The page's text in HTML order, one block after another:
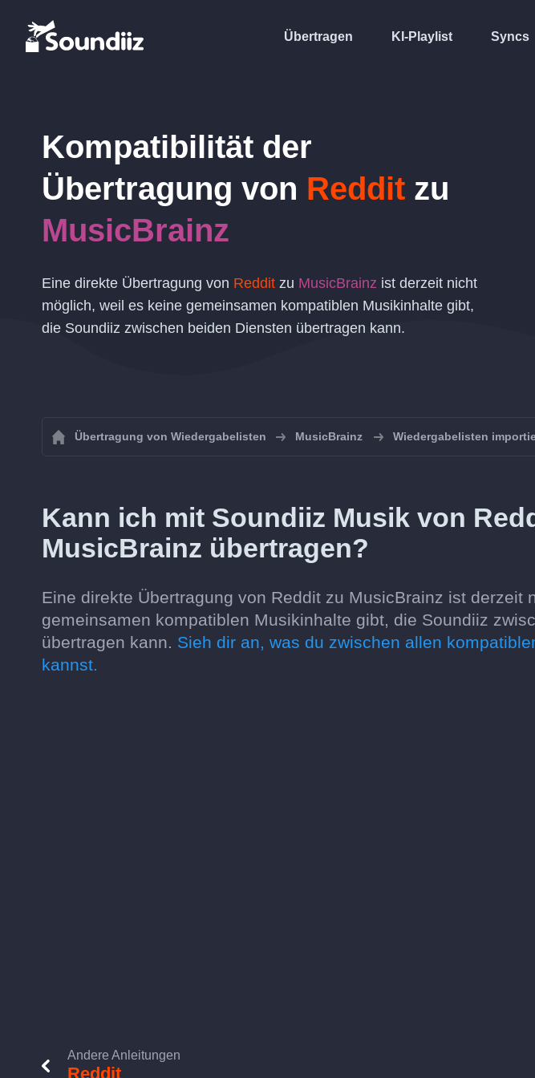
Übertragen KI-Playlist Syncs
Kompatibilität der
Übertragung von Reddit zu
MusicBrainz
Eine direkte Übertragung von Reddit zu MusicBrainz ist derzeit nicht
möglich, weil es keine gemeinsamen kompatiblen Musikinhalte gibt,
die Soundiiz zwischen beiden Diensten übertragen kann.
Übertragung von Wiedergabelisten MusicBrainz Wiedergabelisten
Kann ich mit Soundiiz Musik von
MusicBrainz übertragen?
Eine direkte Übertragung von Reddit zu MusicBrainz ist derzeit
gemeinsamen kompatiblen Musikinhalte gibt, die Soundiiz
übertragen kann. Sieh dir an, was du zwischen allen
kannst.
Andere Anleitungen
Reddit